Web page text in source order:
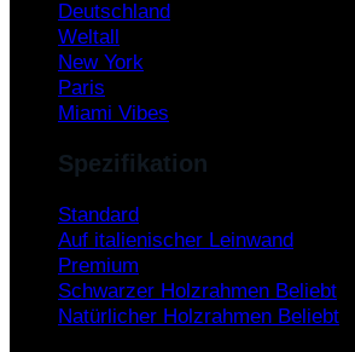
Deutschland
Weltall
New York
Paris
Miami Vibes
Spezifikation
Standard
Auf italienischer Leinwand
Premium
Schwarzer Holzrahmen
Natürlicher Holzrahmen